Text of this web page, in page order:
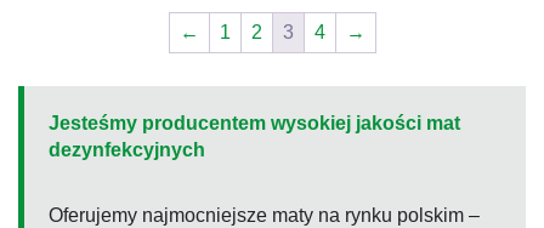
← 1 2 3 4 →
Jesteśmy producentem wysokiej jakości mat
dezynfekcyjnych
Oferujemy najmocniejsze maty na rynku polskim –